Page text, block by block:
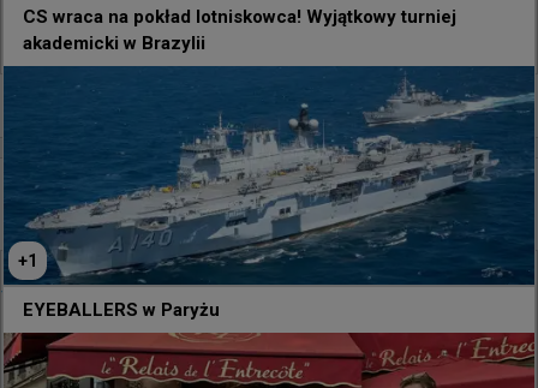
#eyeballers TombStone 5 godzin temu
EYEBALLERS w Paryżu
Sheeeeeeesh 🔥
CS wraca na pokład lotniskowca! Wyjątkowy turniej
akademicki w Brazylii
+1
EYEBALLERS w Paryżu